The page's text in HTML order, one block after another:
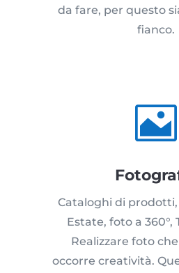
da fare, per questo
fianco.

Cataloghi di prodotti,
Estate, foto a 360°,
Realizzare foto
occorre creatività.